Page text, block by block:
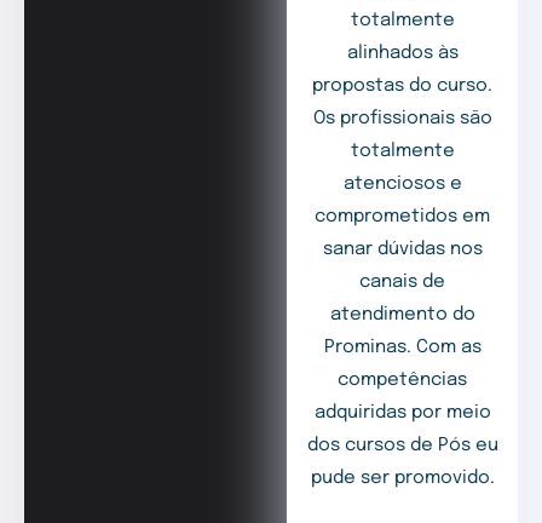
totalmente
alinhados às
propostas do curso.
Os profissionais são
totalmente
atenciosos e
comprometidos em
sanar dúvidas nos
canais de
atendimento do
Prominas. Com as
competências
adquiridas por meio
dos cursos de Pós eu
pude ser promovido.